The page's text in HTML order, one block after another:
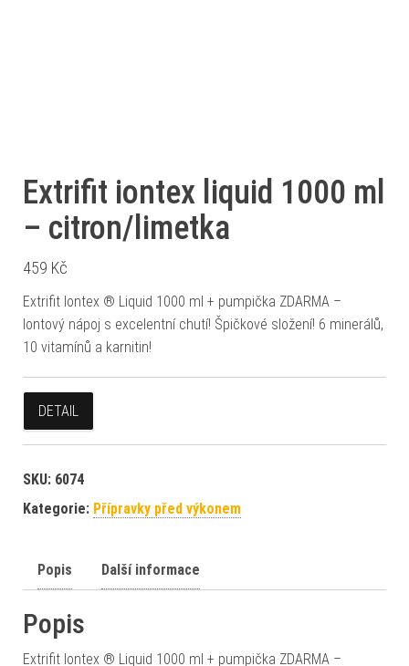
Extrifit iontex liquid 1000 ml
– citron/limetka
459 Kč
Extrifit Iontex ® Liquid 1000 ml + pumpička ZDARMA –
Iontový nápoj s excelentní chutí! Špičkové složení! 6 minerálů,
10 vitamínů a karnitin!
DETAIL
SKU: 6074
Kategorie: Přípravky před výkonem
Popis Další informace
Popis
Extrifit Iontex ® Liquid 1000 ml + pumpička ZDARMA –